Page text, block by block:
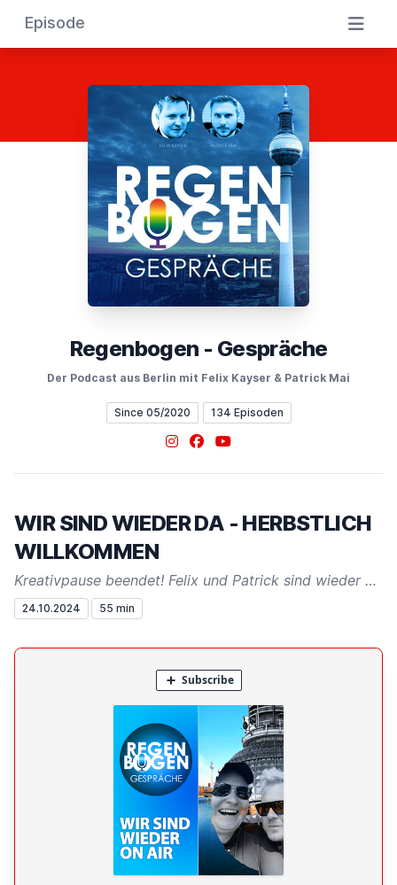
Episode
Regenbogen - Gespräche
Der Podcast aus Berlin mit Felix Kayser & Patrick Mai
Since 05/2020 134 Episoden
Instagram
Facebook
YouTube
WIR SIND WIEDER DA - HERBSTLICH
WILLKOMMEN
Kreativpause beendet! Felix und Patrick sind wieder da!
24.10.2024 55 min